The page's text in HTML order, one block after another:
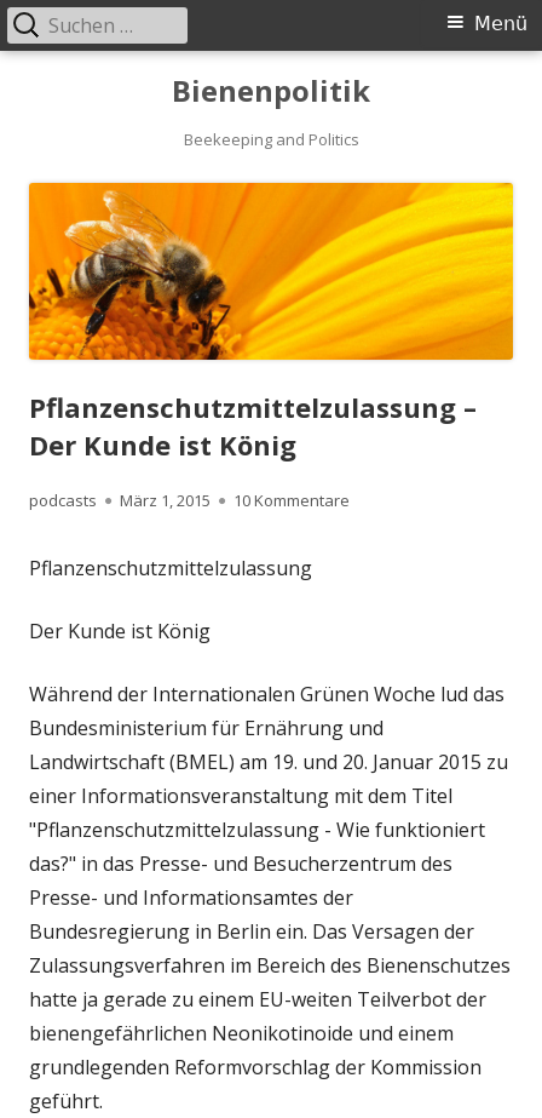
Bienenpolitik
Beekeeping and Politics
Primäres
Menü
Suchen
nach:
Pflanzenschutzmittelzulassung –
Der Kunde ist König
Autor
podcasts
Veröffentlicht
März 1, 2015 10 Kommentare
Pflanzenschutzmittelzulassung
Der Kunde ist König
Während der Internationalen Grünen Woche lud das
Bundesministerium für Ernährung und
Landwirtschaft (BMEL) am 19. und 20. Januar 2015 zu
einer Informationsveranstaltung mit dem Titel
"Pflanzenschutzmittelzulassung - Wie funktioniert
das?" in das Presse- und Besucherzentrum des
Presse- und Informationsamtes der
Bundesregierung in Berlin ein. Das Versagen der
Zulassungsverfahren im Bereich des Bienenschutzes
hatte ja gerade zu einem EU-weiten Teilverbot der
bienengefährlichen Neonikotinoide und einem
grundlegenden Reformvorschlag der Kommission
geführt.